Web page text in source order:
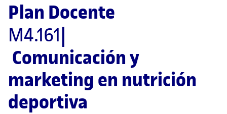
Plan Docente
M4.161
Comunicación y
marketing en nutrición
deportiva